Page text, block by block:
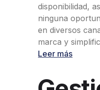
disponibilidad,
ninguna
en diversos
marca y
Leer más